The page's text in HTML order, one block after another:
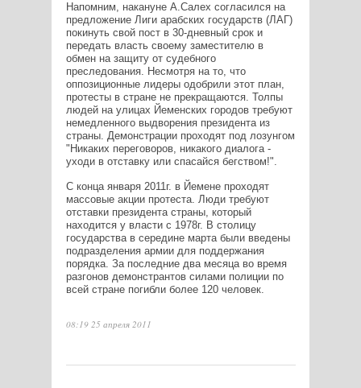
Напомним, накануне А.Салех согласился на
предложение Лиги арабских государств (ЛАГ)
покинуть свой пост в 30-дневный срок и
передать власть своему заместителю в
обмен на защиту от судебного
преследования. Несмотря на то, что
оппозиционные лидеры одобрили этот план,
протесты в стране не прекращаются. Толпы
людей на улицах Йеменских городов требуют
немедленного выдворения президента из
страны. Демонстрации проходят под лозунгом
"Никаких переговоров, никакого диалога -
уходи в отставку или спасайся бегством!".
С конца января 2011г. в Йемене проходят
массовые акции протеста. Люди требуют
отставки президента страны, который
находится у власти с 1978г. В столицу
государства в середине марта были введены
подразделения армии для поддержания
порядка. За последние два месяца во время
разгонов демонстрантов силами полиции по
всей стране погибли более 120 человек.
08:19 25 апреля 2011